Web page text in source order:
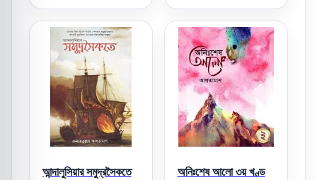
আন্দালুসিয়ার সমুদ্রসৈকতে অনিঃশেষ আলো ৩য় খণ্ড